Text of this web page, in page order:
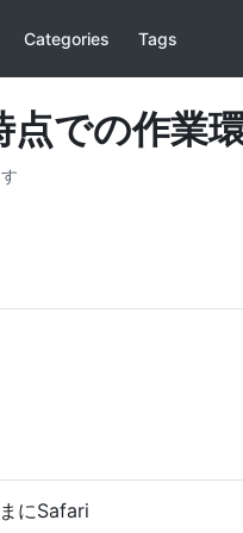
Categories Tags
での作業
にSafari